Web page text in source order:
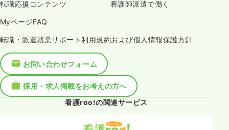
転職応援コンテンツ 看護師派遣で働く
MyページFAQ
転職・派遣就業サポート利用規約および個人情報保護方針
お問い合わせフォーム
採用・求人掲載をお考えの方へ
看護roo!の関連サービス